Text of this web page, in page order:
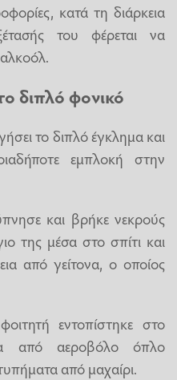
κατά τη διάρκεια
του φέρεται να
διπλό φονικό
το διπλό έγκλημα και
εμπλοκή στην
και βρήκε νεκρούς
της μέσα στο σπίτι και
από γείτονα, ο οποίος
εντοπίστηκε στο
από αεροβόλο όπλο
από μαχαίρι.